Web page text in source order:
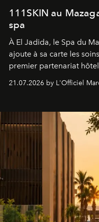
111SKIN au
spa
À El Jadida, le Spa du
ajoute à sa carte les
premier partenariat
londonien et construite
21.07.2026 by L'Officiel